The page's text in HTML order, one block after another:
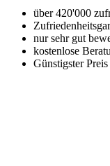
über 420'000
nur sehr gut
kostenlose
Günstigster